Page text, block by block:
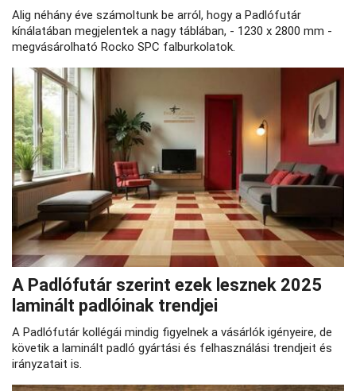
Alig néhány éve számoltunk be arról, hogy a Padlófutár
kínálatában megjelentek a nagy táblában, - 1230 x 2800 mm -
megvásárolható Rocko SPC falburkolatok.
A Padlófutár szerint ezek lesznek 2025
laminált padlóinak trendjei
A Padlófutár kollégái mindig figyelnek a vásárlók igényeire, de
követik a laminált padló gyártási és felhasználási trendjeit és
irányzatait is.